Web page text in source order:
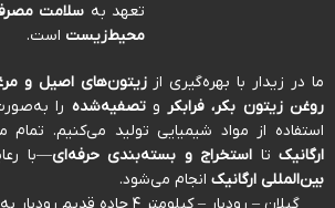
تعهد به سلامت
محیط‌زیست است.
ما در زیدار با بهره‌گیری اززیتون‌های اصیل و
روغن زیتون بکر، فرابکر وتصفیه‌شده را
استفاده از مواد شیمیایی تولید می‌کنیم. تمام
ارگانیک تا استخراج و بسته‌بندی حرفه‌ای—با
بین‌المللی ارگانیک انجام می‌شود.